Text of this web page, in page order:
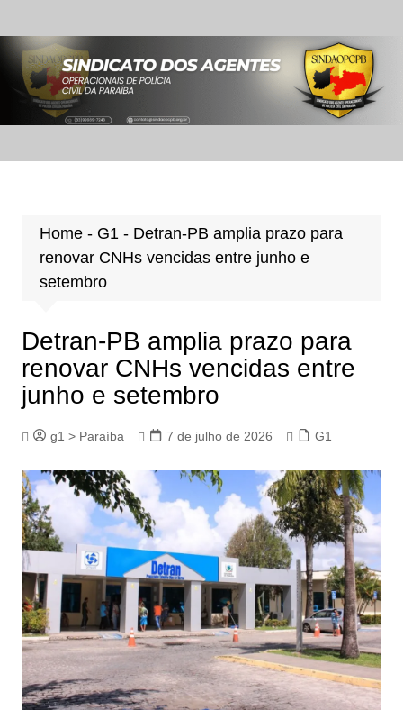
para
conteúdo
Home- G1 - Detran-PB amplia prazo para
renovar CNHs vencidas entre junho e
setembro
Detran-PB amplia prazo para
renovar CNHs vencidas entre
junho e setembro
g1 > Paraíba 7 de julho de 2026 G1